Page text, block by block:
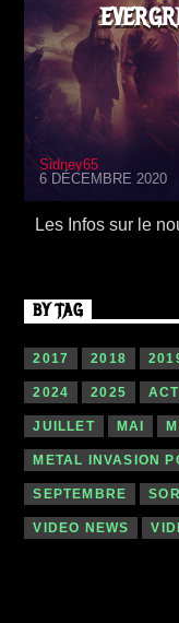
Sidney65
6 DÉCEMBRE 2020
Les Infos sur le
BY TAG
2017 2018
2024 2025
JUILLET MAI
METAL INVASION
SEPTEMBRE
VIDEO NEWS